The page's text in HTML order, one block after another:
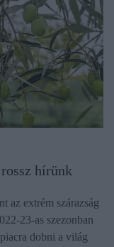
hírünk
az extrém szárazság
23-as szezonban
dobni a világ